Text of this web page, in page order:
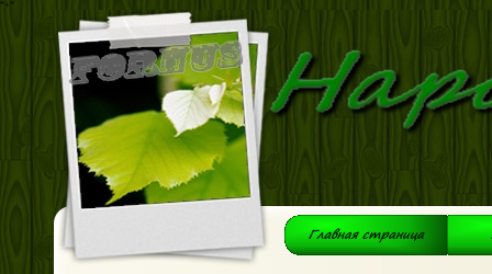
*+*